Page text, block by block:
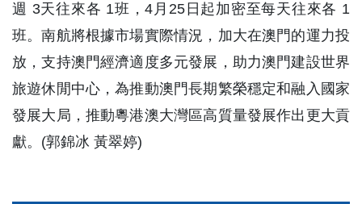
週 3天往來各 1班，4月25日起加密至每天往來各 1
班。南航將根據市場實際情況，加大在澳門的運力投
放，支持澳門經濟適度多元發展，助力澳門建設世界
旅遊休閒中心，為推動澳門長期繁榮穩定和融入國家
發展大局，推動粵港澳大灣區高質量發展作出更大貢
獻。(郭錦冰 黃翠婷)